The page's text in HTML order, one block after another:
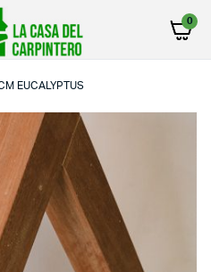
0
EUCALYPTUS